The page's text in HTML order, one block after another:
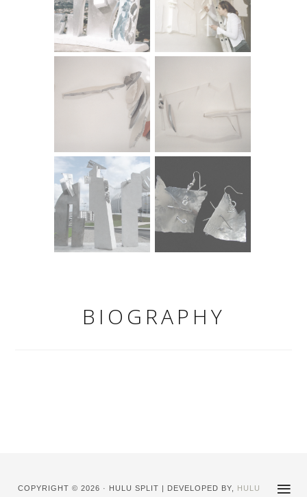
2008. Vrgorac, Spomenik poginulim braniteljima
Domovinskog rata
2010. Zagreb, Arena Centar, 2 skulpture - Čuvari prostora
BIOGRAPHY
COPYRIGHT © 2026 · HULU SPLIT | DEVELOPED BY, HULU